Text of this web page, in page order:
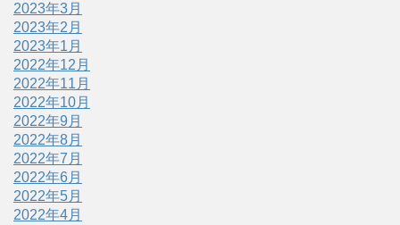
2023年3月
2023年2月
2023年1月
2022年12月
2022年11月
2022年10月
2022年9月
2022年8月
2022年7月
2022年6月
2022年5月
2022年4月